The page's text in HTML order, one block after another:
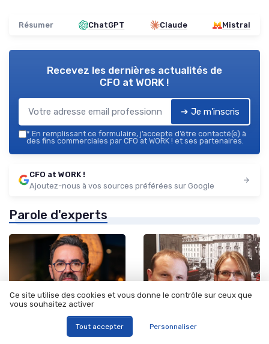
Résumer ChatGPT Claude Mistral
Recevez les dernières actualités de
CFO at WORK !
➔ Je m'inscris
* En remplissant ce formulaire, j’accepte d’être contacté(e) à
des fins commerciales par CFO at WORK ! et ses partenaires.
CFO at WORK !
Ajoutez-nous à vos sources préférées sur Google
Parole d'experts
Ce site utilise des cookies et vous donne le contrôle sur ceux que
vous souhaitez activer
Tout accepter Personnaliser